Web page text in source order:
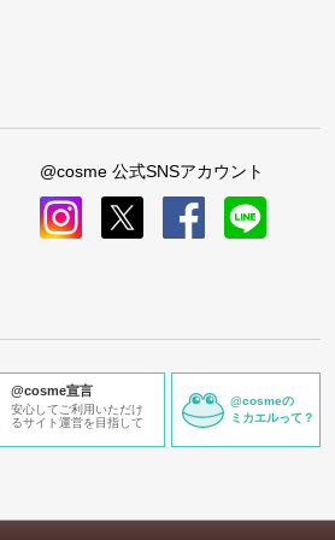
@cosme 公式SNSアカウント
@cosme宣言
安心してご利用いただけ
るサイト運営を目指して
@cosmeの
ミカエルって？